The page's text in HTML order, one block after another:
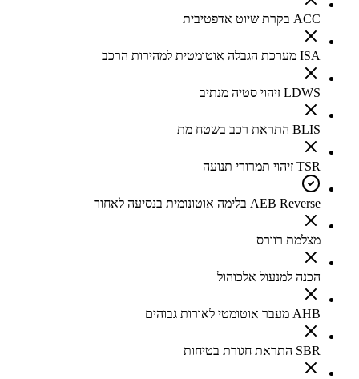
ACC בקרת שיוט אדפטיבית
ISA מערכת הגבלה אוטומטית למהירות הרכב
LDWS זיהוי סטיה מנתיב
BLIS התראת רכב בשטח מת
TSR זיהוי תמרורי תנועה
AEB Reverse בלימה אוטונומית בנסיעה לאחור
מצלמת רוורס
הכנה למנעול אלכוהול
AHB מעבר אוטומטי לאורות גבוהים
SBR התראת חגורת בטיחות